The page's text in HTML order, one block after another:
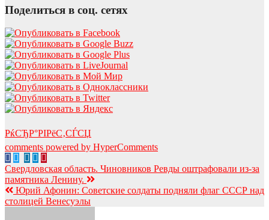
Поделиться в соц. сетях
РќСЂР°РІРёС‚СЃСЏ
comments powered by HyperComments
Навигация
по
записям
Свердловская область. Чиновников Ревды оштрафовали из-за
памятника Ленину.
Юрий Афонин: Советские солдаты подняли флаг СССР над
столицей Венесуэлы